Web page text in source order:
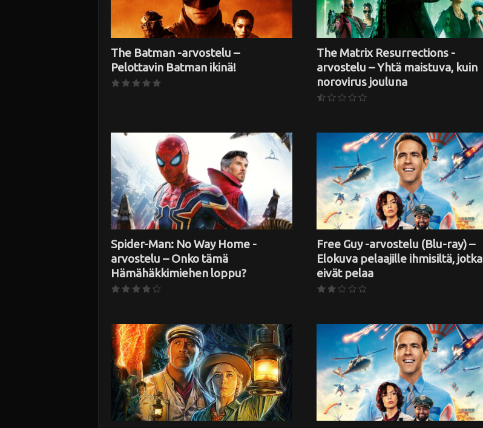
The Batman -arvostelu –
Pelottavin Batman ikinä!
The Matrix Resurrections -
arvostelu – Yhtä maistuva, kuin
norovirus jouluna
Spider-Man: No Way Home -
arvostelu – Onko tämä
Hämähäkkimiehen loppu?
Free Guy -arvostelu (Blu-ray) –
Elokuva pelaajille ihmisiltä, jotka
eivät pelaa